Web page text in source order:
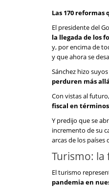
Las 170 reformas
El presidente del
la llegada de los
y, por encima de
y que ahora se
Sánchez hizo
perduren más
Con vistas al
fiscal en
Y predijo que se
incremento de su
arcas de los
Turismo: la
El turismo
pandemia en